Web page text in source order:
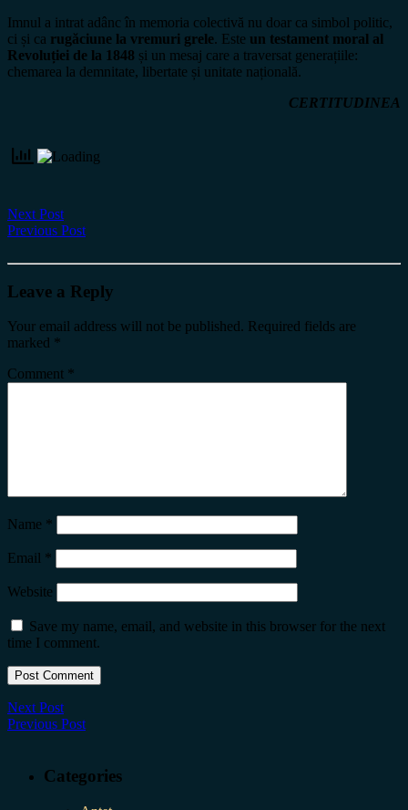
Imnul a intrat adânc în memoria colectivă nu doar ca simbol politic,
ci și ca rugăciune la vremuri grele. Este un testament moral al
Revoluției de la 1848 și un mesaj care a traversat generațiile:
chemarea la demnitate, libertate și unitate națională.
CERTITUDINEA
Next Post
Previous Post
Leave a Reply
Your email address will not be published. Required fields are
marked *
Comment *
Name *
Email *
Website
Save my name, email, and website in this browser for the next
time I comment.
Next Post
Previous Post
Categories